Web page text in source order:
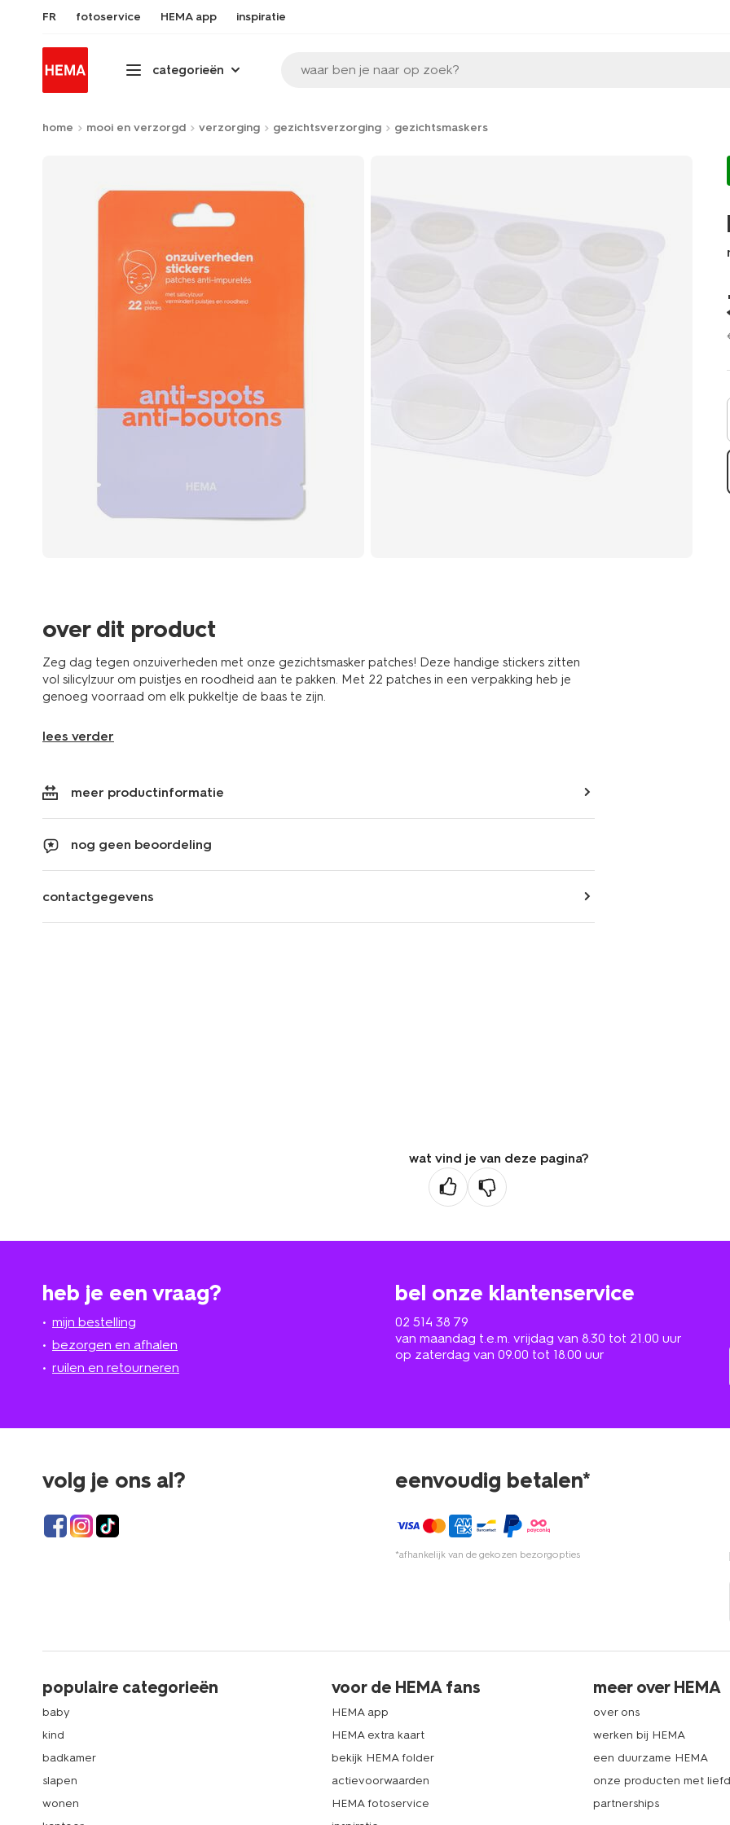
FR fotoservice HEMA app inspiratie
categorieën waar ben je naar op zoek?
home mooi en verzorgd verzorging gezichtsverzorging gezichtsmaskers
over dit product
Zeg dag tegen onzuiverheden met onze gezichtsmasker patches! Deze handige stickers zitten
vol silicylzuur om puistjes en roodheid aan te pakken. Met 22 patches in een verpakking heb je
genoeg voorraad om elk pukkeltje de baas te zijn.
lees verder
meer productinformatie
nog geen beoordeling
contactgegevens
wat vind je van deze pagina?
heb je een vraag?
mijn bestelling
bezorgen en afhalen
ruilen en retourneren
bel onze klantenservice
02 514 38 79
van maandag t.e.m. vrijdag van 8.30 tot 21.00 uur
op zaterdag van 09.00 tot 18.00 uur
volg je ons al? eenvoudig betalen*
*afhankelijk van de gekozen bezorgopties
populaire categorieën
baby
kind
badkamer
slapen
wonen
voor de HEMA fans
HEMA app
HEMA extra kaart
bekijk HEMA folder
actievoorwaarden
HEMA fotoservice
meer over HEMA
over ons
werken bij HEMA
een duurzame HEMA
onze producten met
partnerships